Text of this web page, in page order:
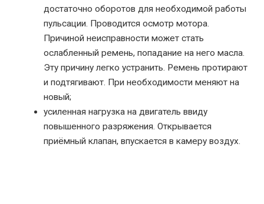
достаточно оборотов для необходимой работы
пульсации. Проводится осмотр мотора.
Причиной неисправности может стать
ослабленный ремень, попадание на него масла.
Эту причину легко устранить. Ремень протирают
и подтягивают. При необходимости меняют на
новый;
усиленная нагрузка на двигатель ввиду
повышенного разряжения. Открывается
приёмный клапан, впускается в камеру воздух.